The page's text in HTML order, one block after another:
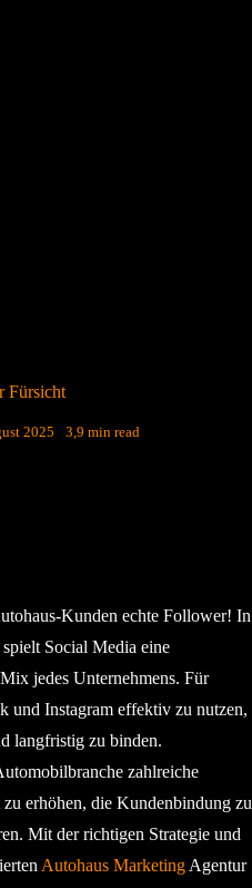
Fürsicht
2025 3,9 min read
Kunden echte Follower! In
Social Media eine
jedes Unternehmens. Für
und Instagram effektiv zu nutzen,
langfristig zu binden.
zahlreiche
erhöhen, die Kundenbindung zu
Mit der richtigen Strategie und
Autohaus MarketingAgentur